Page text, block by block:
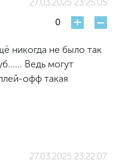
27.03.2025 23:25:05
0
+ -
никогда не было так
Ведь могут
офф такая
27.03.2025 23:22:07